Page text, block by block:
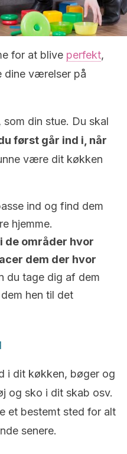
for at blive perfekt,
dine værelser på
din stue. Du skal
først går ind i, når
være dit køkken
ind og find dem
hjemme.
de områder hvor
dem der hvor
du tage dig af dem
hen til det
i dit køkken, bøger og
og sko i dit skab osv.
et bestemt sted for alt
senere.